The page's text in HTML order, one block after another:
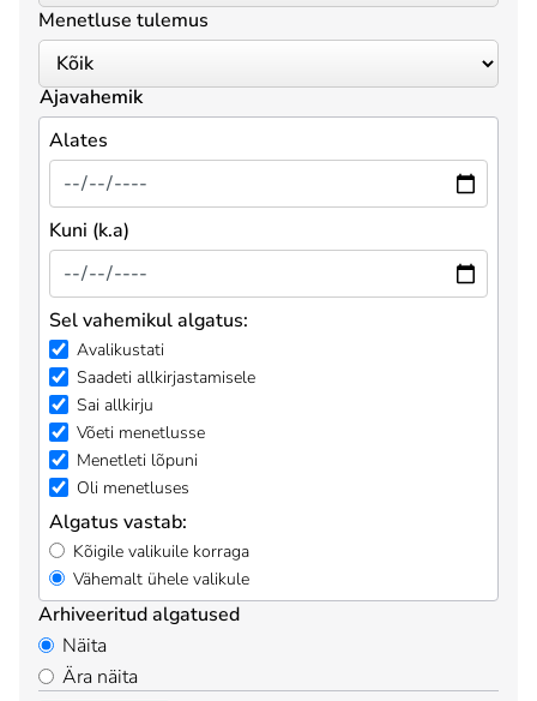
Menetluse tulemus
Ajavahemik
Alates
Kuni (k.a)
Sel vahemikul algatus:
Avalikustati
Saadeti allkirjastamisele
Sai allkirju
Võeti menetlusse
Menetleti lõpuni
Oli menetluses
Algatus vastab:
Kõigile valikuile korraga
Vähemalt ühele valikule
Arhiveeritud algatused
Näita
Ära näita